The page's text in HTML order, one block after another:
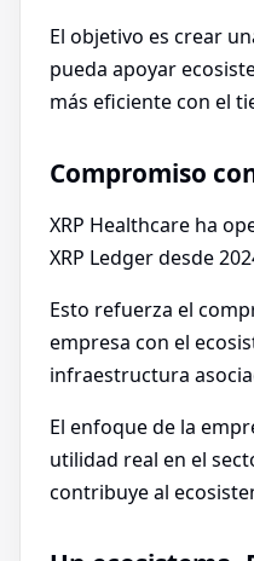
El objetivo es crear
pueda apoyar
más eficiente con el
Compromiso
XRP Healthcare ha
XRP Ledger desde
Esto refuerza el
empresa con el
infraestructura
El enfoque de la
utilidad real en el
contribuye al